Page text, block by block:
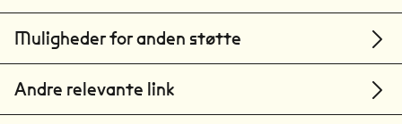
Muligheder for anden støtte
Andre relevante link